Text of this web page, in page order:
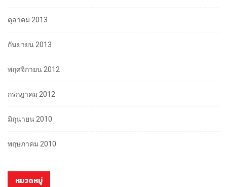
ตุลาคม 2013
กันยายน 2013
พฤศจิกายน 2012
กรกฎาคม 2012
มิถุนายน 2010
พฤษภาคม 2010
หมวดหมู่